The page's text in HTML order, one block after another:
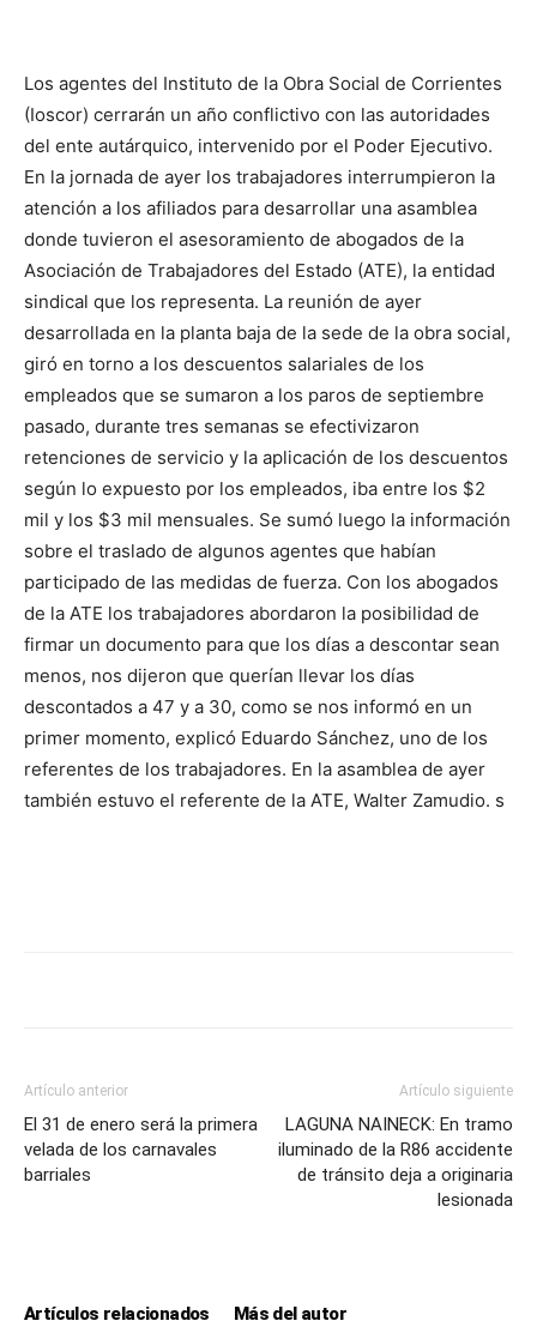
::
La
Verdad
es
que
Los agentes del Instituto de la Obra Social de Corrientes
(Ioscor) cerrarán un año conflictivo con las autoridades
del ente autárquico, intervenido por el Poder Ejecutivo.
En la jornada de ayer los trabajadores interrumpieron la
atención a los afiliados para desarrollar una asamblea
donde tuvieron el asesoramiento de abogados de la
Asociación de Trabajadores del Estado (ATE), la entidad
sindical que los representa. La reunión de ayer
desarrollada en la planta baja de la sede de la obra social,
giró en torno a los descuentos salariales de los
empleados que se sumaron a los paros de septiembre
pasado, durante tres semanas se efectivizaron
retenciones de servicio y la aplicación de los descuentos
según lo expuesto por los empleados, iba entre los $2
mil y los $3 mil mensuales. Se sumó luego la información
sobre el traslado de algunos agentes que habían
participado de las medidas de fuerza. Con los abogados
de la ATE los trabajadores abordaron la posibilidad de
firmar un documento para que los días a descontar sean
menos, nos dijeron que querían llevar los días
descontados a 47 y a 30, como se nos informó en un
primer momento, explicó Eduardo Sánchez, uno de los
referentes de los trabajadores. En la asamblea de ayer
también estuvo el referente de la ATE, Walter Zamudio. s
Artículo anterior
El 31 de enero será la primera
velada de los carnavales
barriales
Artículo siguiente
LAGUNA NAINECK: En tramo
iluminado de la R86 accidente
de tránsito deja a originaria
lesionada
Artículos relacionados Más del autor